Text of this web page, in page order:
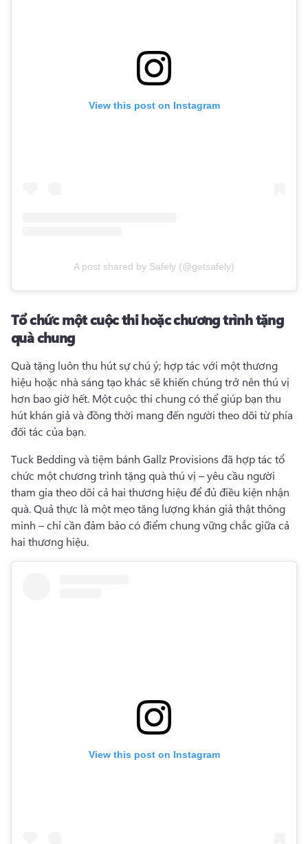
View this post on Instagram
A post shared by Safely (@getsafely)
Tổ chức một cuộc thi hoặc chương trình tặng
quà chung
Quà tặng luôn thu hút sự chú ý; hợp tác với một thương
hiệu hoặc nhà sáng tạo khác sẽ khiến chúng trở nên thú vị
hơn bao giờ hết. Một cuộc thi chung có thể giúp bạn thu
hút khán giả và đồng thời mang đến người theo dõi từ phía
đối tác của bạn.
Tuck Bedding và tiệm bánh Gallz Provisions đã hợp tác tổ
chức một chương trình tặng quà thú vị – yêu cầu người
tham gia theo dõi cả hai thương hiệu để đủ điều kiện nhận
quà. Quả thực là một mẹo tăng lượng khán giả thật thông
minh – chỉ cần đảm bảo có điểm chung vững chắc giữa cả
hai thương hiệu.
View this post on Instagram